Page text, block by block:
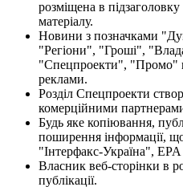
розміщена в
матеріалу.
Новини з позначками
"Регіони", "Гроші",
"Спецпроекти", "Промо"
реклами.
Розділ Спецпроекти
комерційними
Будь яке копіювання,
поширення інформації,
"Інтерфакс-Україна",
Власник веб-сторінки в
публікації.